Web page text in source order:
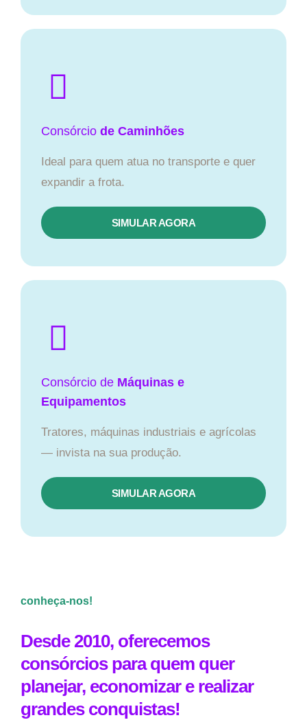
Consórcio de Caminhões
Ideal para quem atua no transporte e quer
expandir a frota.
SIMULAR AGORA
Consórcio de Máquinas e
Equipamentos
Tratores, máquinas industriais e agrícolas
— invista na sua produção.
SIMULAR AGORA
conheça-nos!
Desde 2010, oferecemos
consórcios para quem quer
planejar, economizar e realizar
grandes conquistas!